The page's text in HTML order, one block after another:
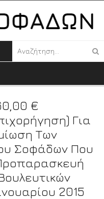
€
Για
Των
Σοφάδων Που
2015